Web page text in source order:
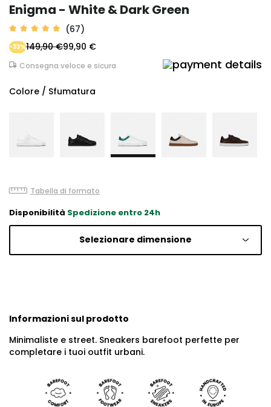
Enigma - White & Dark Green
(67)
99,90 €
-33%149,90 €
Consegna veloce e sicura
Colore / Sfumatura
Tabella di formato
Disponibilità Spedizione entro 24h
Selezionare dimensione
Informazioni sul prodotto
Minimaliste e street. Sneakers barefoot perfette per
completare i tuoi outfit urbani.